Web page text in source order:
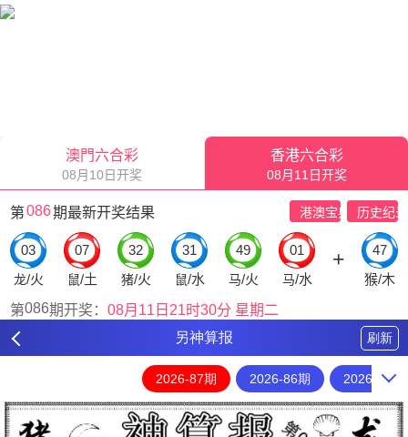
另神算报 刷新
2026-87期 2026-86期 2026-85期